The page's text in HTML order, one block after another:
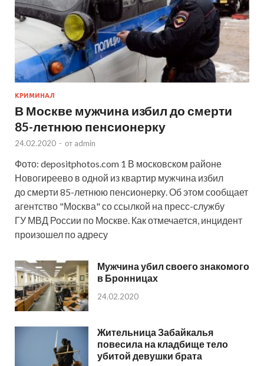
КРИМИНАЛ
В Москве мужчина избил до смерти
85-летнюю пенсионерку
24.02.2020 - от admin
Фото: depositphotos.com 1 В московском районе
Новогиреево в одной из квартир мужчина избил
до смерти 85-летнюю пенсионерку. Об этом сообщает
агентство "Москва" со ссылкой на пресс-службу
ГУ МВД России по Москве. Как отмечается, инцидент
произошел по адресу
Мужчина убил своего знакомого
в Бронницах
24.02.2020
Жительница Забайкалья
повесила на кладбище тело
убитой девушки брата